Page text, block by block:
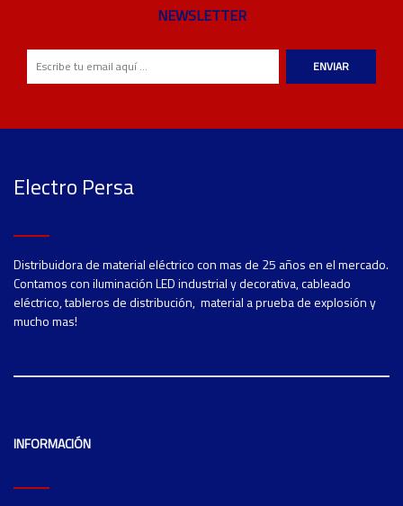
NEWSLETTER
ENVIAR
Electro Persa
Distribuidora de material eléctrico con mas de 25 años en el mercado.
Contamos con iluminación LED industrial y decorativa, cableado
eléctrico, tableros de distribución, material a prueba de explosión y
mucho mas!
INFORMACIÓN